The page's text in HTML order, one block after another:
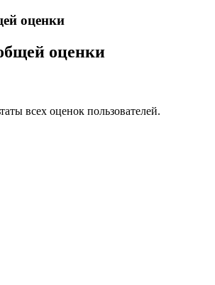
оценки
оценки
всех оценок пользователей.